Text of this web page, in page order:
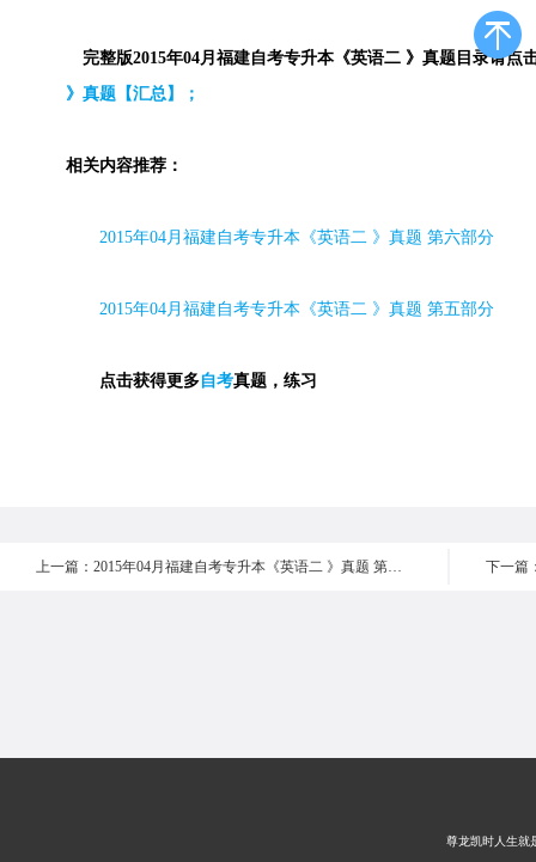
完整版2015年04月福建自考专升本《英语二 》真题目录请点
》真题【汇总】；
相关内容推荐：
2015年04月福建自考专升本《英语二 》真题 第六部分
2015年04月福建自考专升本《英语二 》真题 第五部分
点击获得更多自考真题，练习
上一篇：2015年04月福建自考专升本《英语二 》真题 第六部分
尊龙凯时人生就